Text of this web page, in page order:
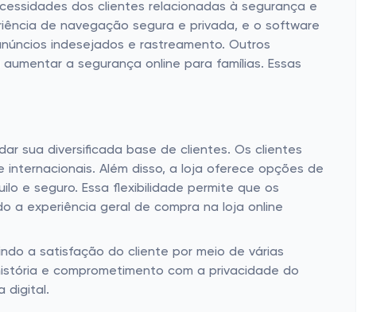
dos clientes relacionadas à segurança e
de navegação segura e privada, e o software
indesejados e rastreamento. Outros
a segurança online para famílias. Essas
sua diversificada base de clientes. Os clientes
Além disso, a loja oferece opções de
e seguro. Essa flexibilidade permite que os
a experiência geral de compra na loja online
a satisfação do cliente por meio de várias
e comprometimento com a privacidade do
digital.